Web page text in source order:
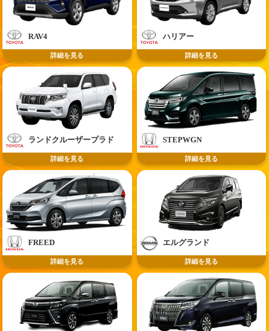
RAV4
詳細を見る
ハリアー
詳細を見る
ランドクルーザープラド
詳細を見る
STEPWGN
詳細を見る
FREED
詳細を見る
エルグランド
詳細を見る